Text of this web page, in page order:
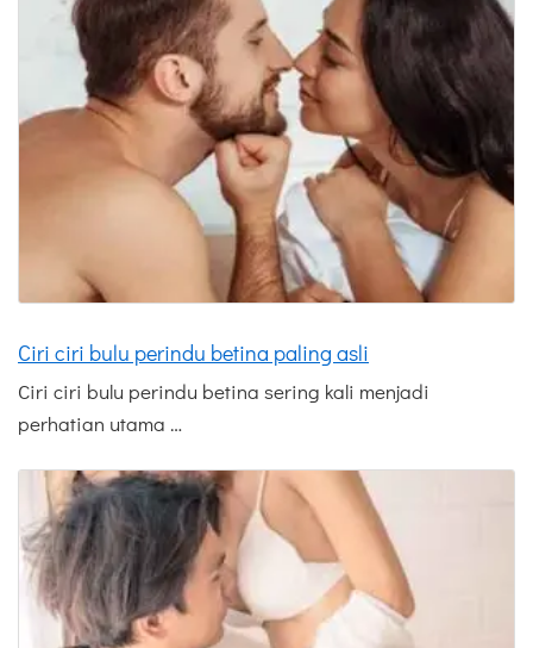
Ciri ciri bulu perindu betina paling asli
Ciri ciri bulu perindu betina sering kali menjadi
perhatian utama …